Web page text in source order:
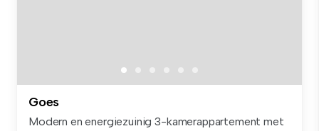
Goes
Modern en energiezuinig 3-kamerappartement met